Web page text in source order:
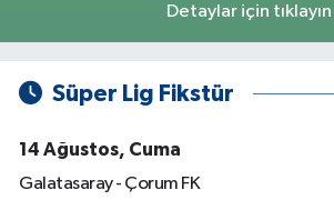
Detaylar için tıklayın
Süper Lig Fikstür
14 Ağustos, Cuma
Galatasaray - Çorum FK